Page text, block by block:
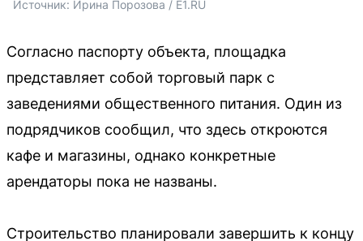
Источник: Ирина Порозова / E1.RU
Согласно паспорту объекта, площадка
представляет собой торговый парк с
заведениями общественного питания. Один из
подрядчиков сообщил, что здесь откроются
кафе и магазины, однако конкретные
арендаторы пока не названы.
Строительство планировали завершить к концу